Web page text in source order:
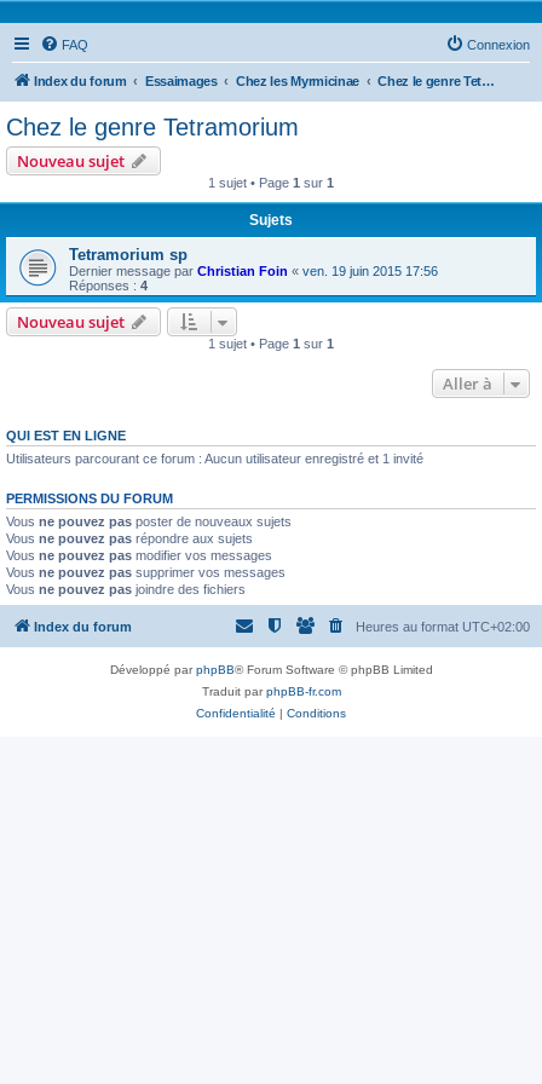
FAQ Connexion
Index du forum Essaimages Chez les Myrmicinae Chez le genre Tetramorium
Chez le genre Tetramorium
Nouveau sujet
1 sujet • Page 1 sur 1
Sujets
Tetramorium sp
Dernier message par Christian Foin « ven. 19 juin 2015 17:56
Réponses : 4
Nouveau sujet
1 sujet • Page 1 sur 1
Aller à
QUI EST EN LIGNE
Utilisateurs parcourant ce forum : Aucun utilisateur enregistré et 1 invité
PERMISSIONS DU FORUM
Vous ne pouvez pas poster de nouveaux sujets
Vous ne pouvez pas répondre aux sujets
Vous ne pouvez pas modifier vos messages
Vous ne pouvez pas supprimer vos messages
Vous ne pouvez pas joindre des fichiers
Index du forum Heures au format UTC+02:00
Développé parphpBB® Forum Software © phpBB Limited
Traduit parphpBB-fr.com
Confidentialité | Conditions